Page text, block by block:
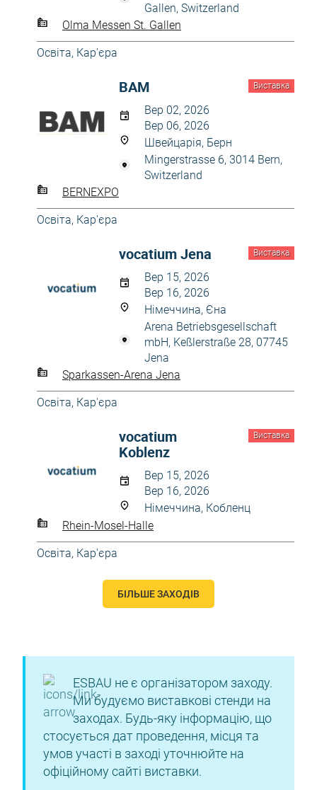
Gallen, Switzerland
Olma Messen St. Gallen
Освіта, Кар'єра
Виставка
BAM
Вер 02, 2026
Вер 06, 2026
Швейцарія, Берн
Mingerstrasse 6, 3014 Bern,
Switzerland
BERNEXPO
Освіта, Кар'єра
Виставка
vocatium Jena
Вер 15, 2026
Вер 16, 2026
Німеччина, Єна
Arena Betriebsgesellschaft
mbH, Keßlerstraße 28, 07745
Jena
Sparkassen-Arena Jena
Освіта, Кар'єра
Виставка
vocatium
Koblenz
Вер 15, 2026
Вер 16, 2026
Німеччина, Кобленц
Rhein-Mosel-Halle
Освіта, Кар'єра
БІЛЬШЕ ЗАХОДІВ
ESBAU не є організатором заходу.
Ми будуємо виставкові стенди на
заходах. Будь-яку інформацію, що
стосується дат проведення, місця та
умов участі в заході уточнюйте на
офіційному сайті виставки.